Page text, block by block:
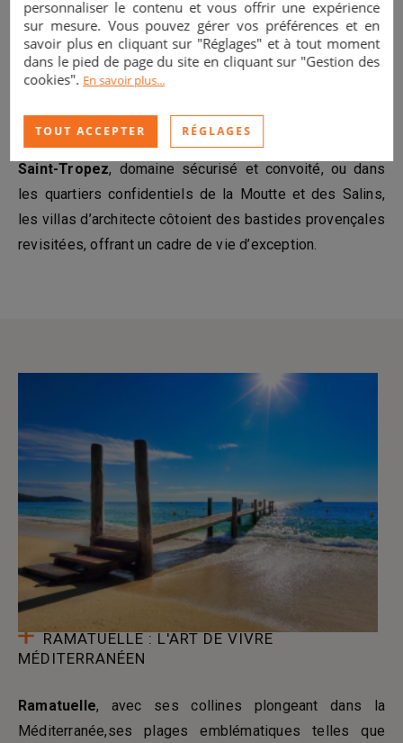
Saint-Tropez, destination légendaire, brille par son art
de vivre unique. Flâner dans ses ruelles pavées, admirer
les yachts amarrés au vieux port, savourer un dîner les
pieds dans le sable sur Pampelonne… chaque instant
est une célébration du raffinement. Dans les
Saint-Tropez, domaine sécurisé et convoité, ou dans
les quartiers confidentiels de la Moutte et des Salins,
les villas d’architecte côtoient des bastides provençales
revisitées, offrant un cadre de vie d’exception.
RAMATUELLE : L'ART DE VIVRE
MÉDITERRANÉEN
Ramatuelle, avec ses collines plongeant dans la
Méditerranée,ses plages emblématiques telles que
personnaliser le contenu et vous offrir une expérience
sur mesure. Vous pouvez gérer vos préférences et en
savoir plus en cliquant sur "Réglages" et à tout moment
dans le pied de page du site en cliquant sur "Gestion des
cookies". En savoir plus...
TOUT ACCEPTER RÉGLAGES